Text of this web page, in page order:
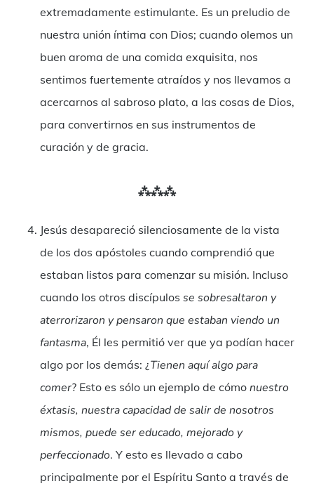
extremadamente estimulante. Es un preludio de
nuestra unión íntima con Dios; cuando olemos un
buen aroma de una comida exquisita, nos
sentimos fuertemente atraídos y nos llevamos a
acercarnos al sabroso plato, a las cosas de Dios,
para convertirnos en sus instrumentos de
curación y de gracia.
⁂⁂⁂
Jesús desapareció silenciosamente de la vista
de los dos apóstoles cuando comprendió que
estaban listos para comenzar su misión. Incluso
cuando los otros discípulos se sobresaltaron y
aterrorizaron y pensaron que estaban viendo un
fantasma, Él les permitió ver que ya podían hacer
algo por los demás: ¿Tienen aquí algo para
comer? Esto es sólo un ejemplo de cómo nuestro
éxtasis, nuestra capacidad de salir de nosotros
mismos, puede ser educado, mejorado y
perfeccionado. Y esto es llevado a cabo
principalmente por el Espíritu Santo a través de